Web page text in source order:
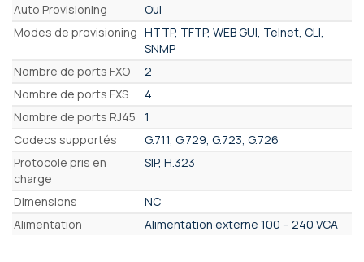
Auto Provisioning
Oui
Modes de provisioning HTTP, TFTP, WEB GUI, Telnet, CLI,
SNMP
Nombre de ports FXO
2
Nombre de ports FXS
4
Nombre de ports RJ45
1
Codecs supportés
G.711, G.729, G.723, G.726
Protocole pris en
charge
SIP, H.323
Dimensions
NC
Alimentation
Alimentation externe 100 – 240 VCA